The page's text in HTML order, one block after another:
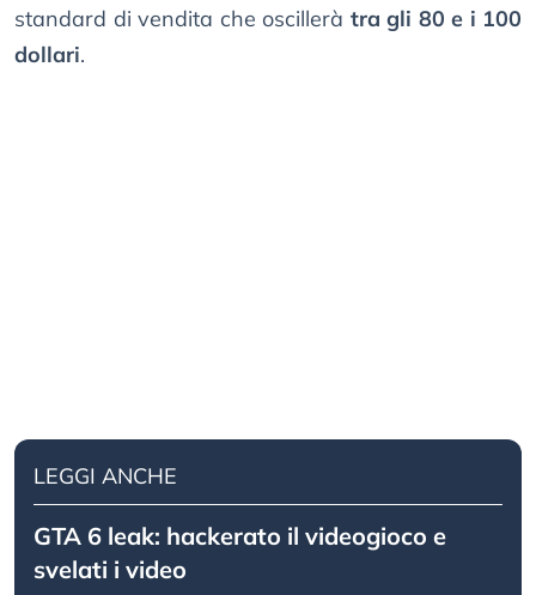
standard di vendita che oscillerà tra gli 80 e i 100
dollari.
LEGGI ANCHE
GTA 6 leak: hackerato il videogioco e
svelati i video